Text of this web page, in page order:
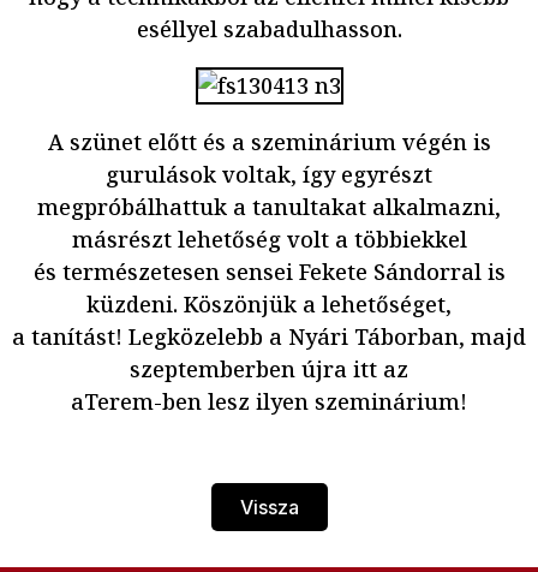
eséllyel szabadulhasson.
A szünet előtt és a szeminárium végén is
gurulások voltak, így egyrészt
megpróbálhattuk a tanultakat alkalmazni,
másrészt lehetőség volt a többiekkel
és természetesen sensei Fekete Sándorral is
küzdeni. Köszönjük a lehetőséget,
a tanítást! Legközelebb a Nyári Táborban, majd
szeptemberben újra itt az
aTerem-ben lesz ilyen szeminárium!
Vissza